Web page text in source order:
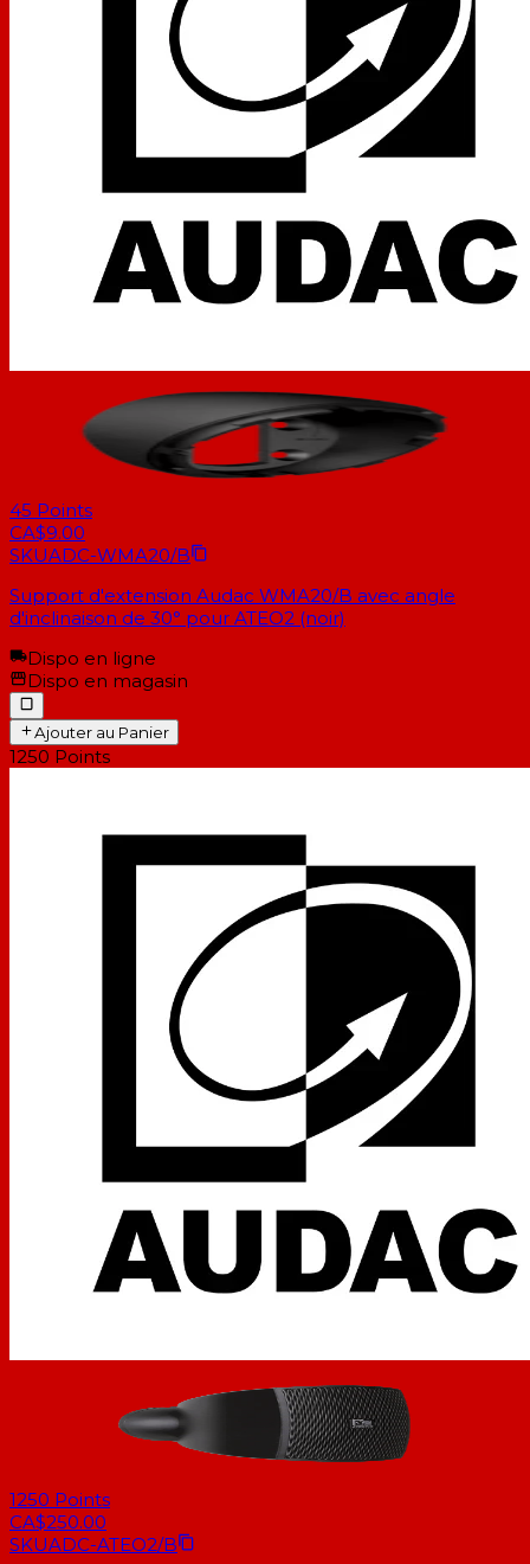
45 Points
CA$9.00
SKUADC-WMA20/B
Support d'extension Audac WMA20/B avec angle
d'inclinaison de 30° pour ATEO2 (noir)
Dispo en ligne
Dispo en magasin
Ajouter au Panier
1250 Points
1250 Points
CA$250.00
SKUADC-ATEO2/B